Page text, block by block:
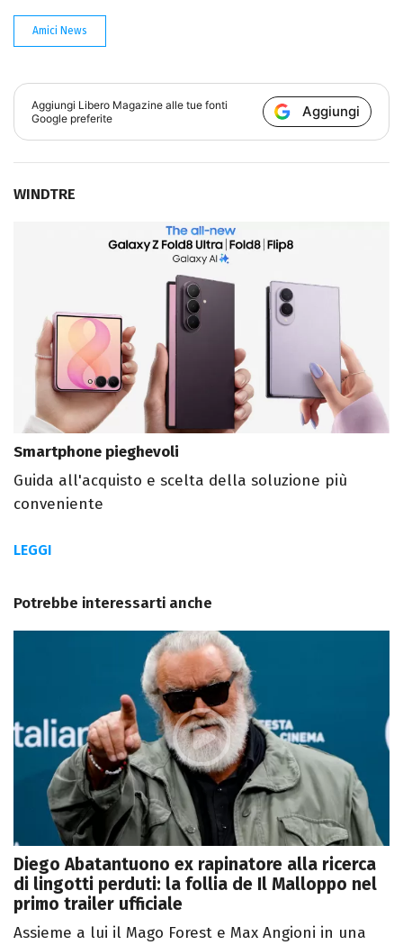
Amici News
Aggiungi Libero Magazine alle tue fonti
Google preferite
Aggiungi
WINDTRE
Smartphone pieghevoli
Guida all'acquisto e scelta della soluzione più
conveniente
LEGGI
Potrebbe interessarti anche
Diego Abatantuono ex rapinatore alla ricerca
di lingotti perduti: la follia de Il Malloppo nel
primo trailer ufficiale
Assieme a lui il Mago Forest e Max Angioni in una